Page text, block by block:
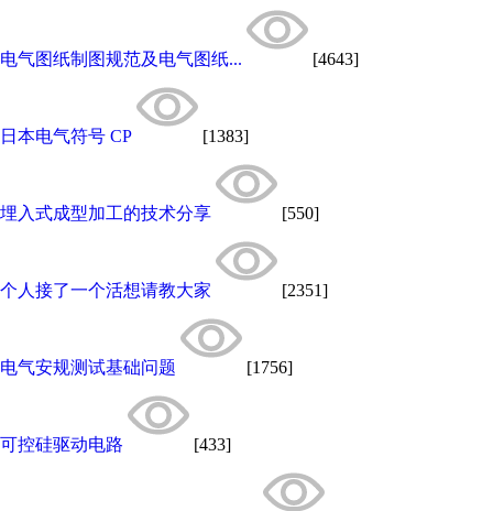
电气图纸制图规范及电气图纸... [4643]
日本电气符号 CP [1383]
埋入式成型加工的技术分享 [550]
个人接了一个活想请教大家 [2351]
电气安规测试基础问题 [1756]
可控硅驱动电路 [433]